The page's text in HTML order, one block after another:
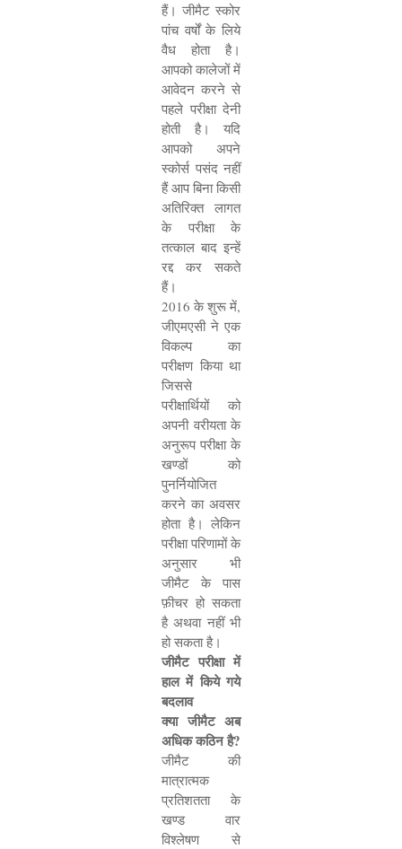
हैं। जीमैट स्कोर
पांच वर्षों के लिये
वैध होता है।
आपको कालेजों में
आवेदन करने से
पहले परीक्षा देनी
होती है। यदि
आपको अपने
स्कोर्स पसंद नहीं
हैं आप बिना किसी
अतिरिक्त लागत
के परीक्षा के
तत्काल बाद इन्हें
रद्द कर सकते
हैं।
2016 के शुरू में,
जीएमएसी ने एक
विकल्प का
परीक्षण किया था
जिससे
परीक्षार्थियों को
अपनी वरीयता के
अनुरूप परीक्षा के
खण्डों को
पुनर्नियोजित
करने का अवसर
होता है। लेकिन
परीक्षा परिणामों के
अनुसार भी
जीमैट के पास
फ़ीचर हो सकता
है अथवा नहीं भी
हो सकता है।
जीमैट परीक्षा में
हाल में किये गये
बदलाव
क्या जीमैट अब
अधिक कठिन है?
जीमैट की
मात्रात्मक
प्रतिशतता के
खण्ड वार
विश्लेषण से